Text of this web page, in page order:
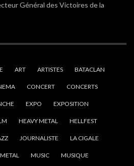
Général des Victoires de la
ART ARTISTES BATACLAN
CONCERT CONCERTS
EXPO EXPOSITION
HEAVY METAL HELLFEST
JOURNALISTE LA CIGALE
METAL MUSIC MUSIQUE